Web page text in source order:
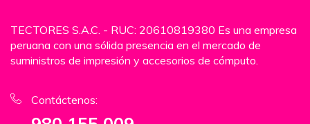
TECTORES S.A.C. - RUC: 20610819380 Es una empresa
peruana con una sólida presencia en el mercado de
suministros de impresión y accesorios de cómputo.
Contáctenos: